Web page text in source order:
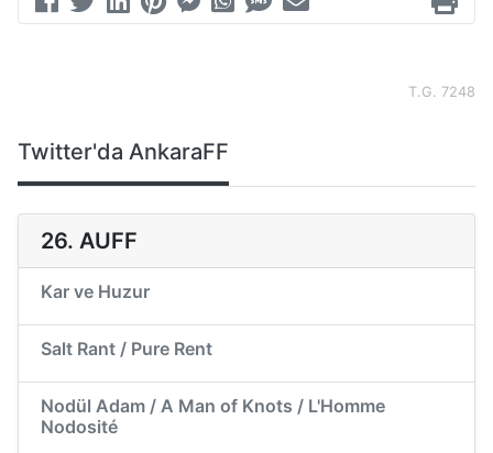
T.G. 7248
Twitter'da AnkaraFF
26. AUFF
Kar ve Huzur
Salt Rant / Pure Rent
Nodül Adam / A Man of Knots / L'Homme
Nodosité